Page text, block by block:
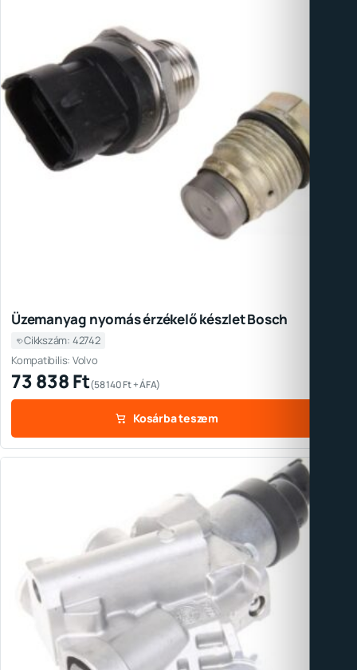
Üzemanyag nyomás érzékelő készlet Bosch
Cikkszám: 42742
Kompatibilis: Volvo
73 838Ft(58 140Ft+ ÁFA)
Kosárba teszem